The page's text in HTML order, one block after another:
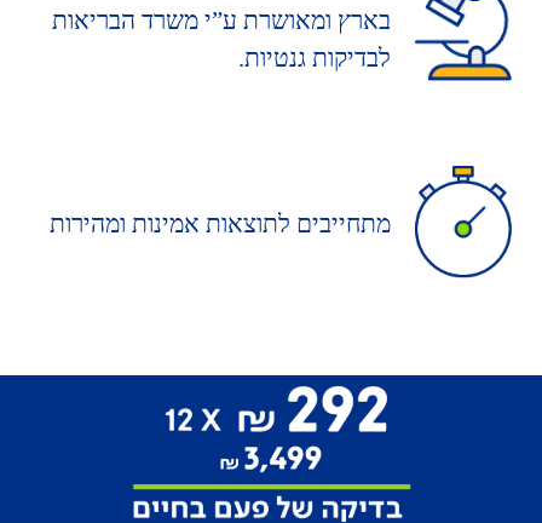
בארץ ומאושרת ע”י משרד הבריאות
לבדיקות גנטיות.
מתחייבים לתוצאות אמינות ומהירות